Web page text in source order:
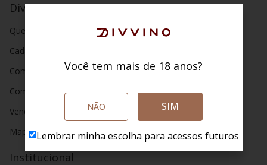
Divvino
Quem somos
Cadastro
Como comprar
Como funciona
Vendas corporativas
Mapa do Site
Institucional
Você tem mais de 18 anos?
NÃO SIM
Lembrar minha escolha para acessos futuros